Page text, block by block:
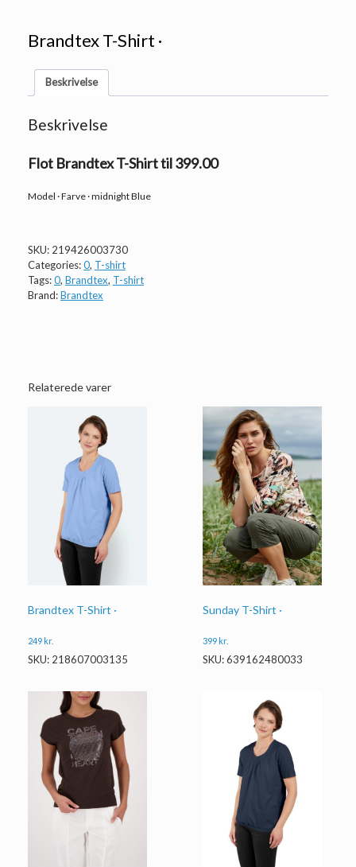
Brandtex T-Shirt ·
Beskrivelse
Beskrivelse
Flot Brandtex T-Shirt til 399.00
Model · Farve · midnight Blue
SKU: 219426003730
Categories:0, T-shirt
Tags:0, Brandtex, T-shirt
Brand:Brandtex
Relaterede varer
Brandtex T-Shirt ·
249 kr.
SKU: 218607003135
Sunday T-Shirt ·
399 kr.
SKU: 639162480033